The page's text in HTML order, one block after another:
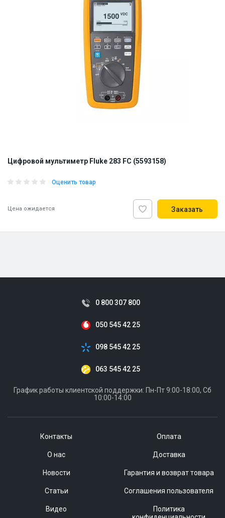
Цифровой мультиметр Fluke 283 FC (5593158)
Оценить товар
Цена ожидается Заказать
Контакты
О нас
Новости
Статьи
Видео
Оплата
Доставка
Гарантия и возврат товара
Соглашения пользователя
Политика
0 800 307 800
050 545 42 25
098 545 42 25
063 545 42 25
График работы клиентской поддержки: Пн-Пт 9:00-18:00, Сб
10:00-14:00